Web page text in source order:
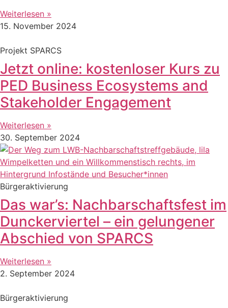
Weiterlesen »
15. November 2024
Projekt SPARCS
Jetzt online: kostenloser Kurs zu
PED Business Ecosystems and
Stakeholder Engagement
Weiterlesen »
30. September 2024
Bürgeraktivierung
Das war’s: Nachbarschaftsfest im
Dunckerviertel – ein gelungener
Abschied von SPARCS
Weiterlesen »
2. September 2024
Bürgeraktivierung